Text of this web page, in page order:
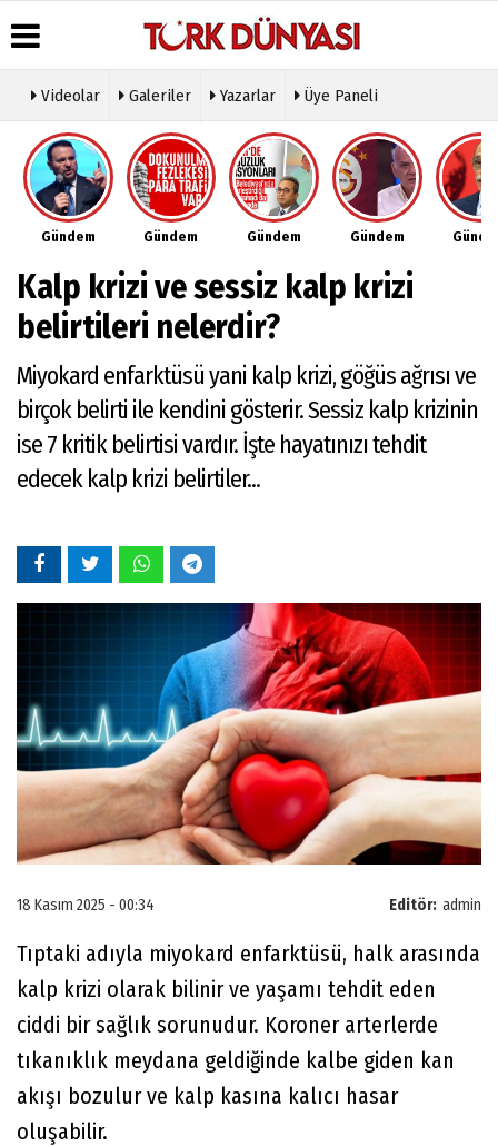
Üye Paneli
Haber
Arşivi
Gazete
Arşivi
Günün
Haberleri
Hava
Durumu
Gazete
Manşetleri
Anketler
Köşe
Yazarları
Video
Galeri
Foto
Etkinlikler
Künye
İletişim
Çerez
Politikası
İlkeleri
Videolar Galeriler Yazarlar Üye Paneli
Gündem Gündem Gündem Gündem
Kalp krizi ve sessiz kalp krizi
belirtileri nelerdir?
Miyokard enfarktüsü yani kalp krizi, göğüs ağrısı ve
birçok belirti ile kendini gösterir. Sessiz kalp krizinin
ise 7 kritik belirtisi vardır. İşte hayatınızı tehdit
edecek kalp krizi belirtiler...
Editör: admin
18 Kasım 2025 - 00:34
Tıptaki adıyla miyokard enfarktüsü, halk arasında
kalp krizi olarak bilinir ve yaşamı tehdit eden
ciddi bir sağlık sorunudur. Koroner arterlerde
tıkanıklık meydana geldiğinde kalbe giden kan
akışı bozulur ve kalp kasına kalıcı hasar
oluşabilir.